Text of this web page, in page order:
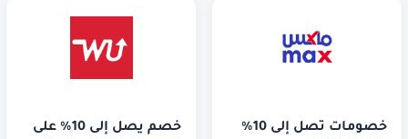
خصومات تصل إلى 10%
خصم يصل إلى 10% على